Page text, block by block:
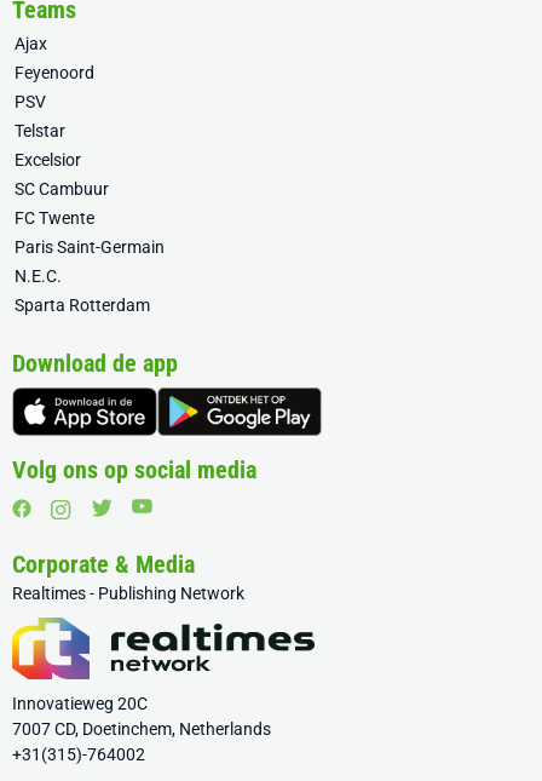
Teams
Ajax
Feyenoord
PSV
Telstar
Excelsior
SC Cambuur
FC Twente
Paris Saint-Germain
N.E.C.
Sparta Rotterdam
Download de app
Volg ons op social media
Corporate & Media
Realtimes - Publishing Network
Innovatieweg 20C
7007 CD, Doetinchem, Netherlands
+31(315)-764002